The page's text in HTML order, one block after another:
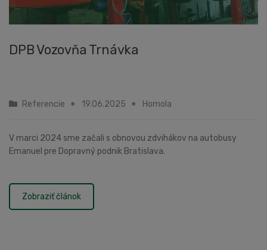
DPB Vozovňa Trnávka
Referencie 19.06.2025 Homola
V marci 2024 sme začali s obnovou zdvihákov na autobusy
Emanuel pre Dopravný podnik Bratislava.
Zobraziť článok